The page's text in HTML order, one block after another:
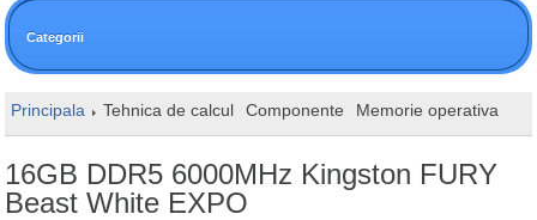
Categorii
Principala Tehnica de calcul Componente Memorie operativa
16GB DDR5 6000MHz Kingston FURY
Beast White EXPO